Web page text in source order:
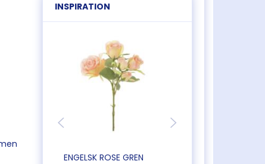
INSPIRATION
ENGELSK ROSE GREN